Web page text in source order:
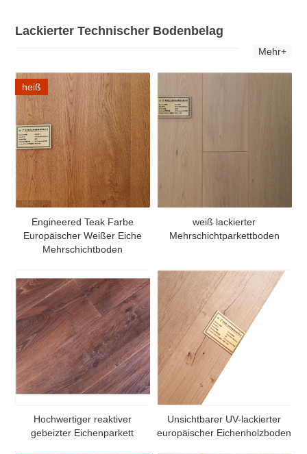
Lackierter Technischer Bodenbelag
Mehr+
heiß
Engineered Teak Farbe
Europäischer Weißer Eiche
Mehrschichtboden
weiß lackierter
Mehrschichtparkettboden
Hochwertiger reaktiver
gebeizter Eichenparkett
Unsichtbarer UV-lackierter
europäischer Eichenholzboden